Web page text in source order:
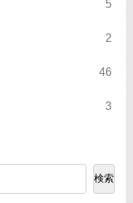
5
2
46
3
検索